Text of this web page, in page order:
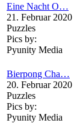
Eine Nacht O…
21. Februar 2020
Puzzles
Pics by:
Pyunity Media
Bierpong Cha…
20. Februar 2020
Puzzles
Pics by:
Pyunity Media